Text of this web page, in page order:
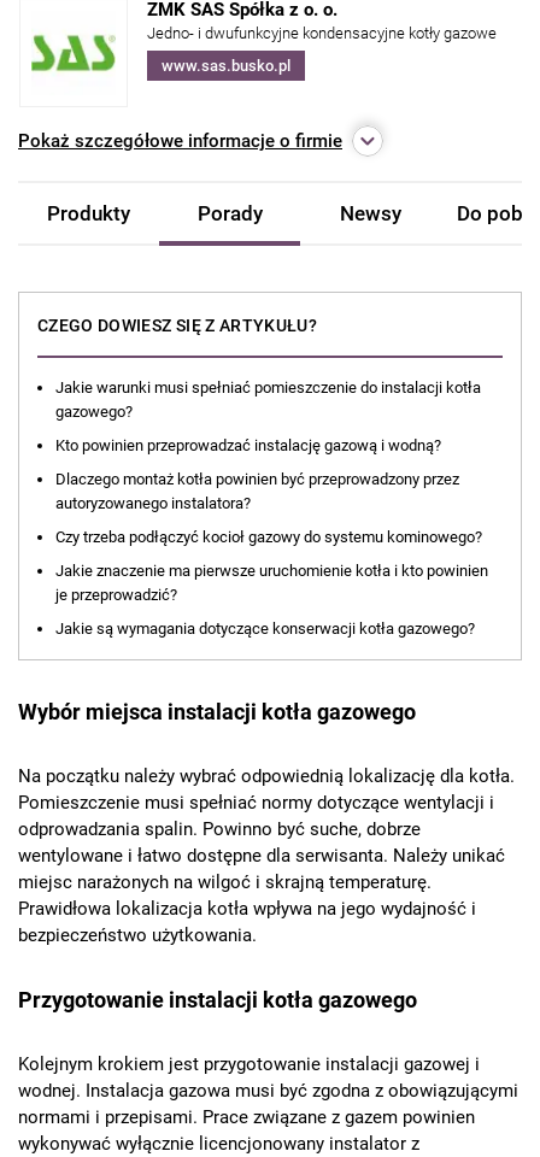
ZMK SAS Spółka z o. o.
Jedno- i dwufunkcyjne kondensacyjne kotły gazowe
www.sas.busko.pl
Pokaż szczegółowe informacje o firmie
Produkty Porady Newsy Do
CZEGO DOWIESZ SIĘ Z ARTYKUŁU?
Jakie warunki musi spełniać pomieszczenie do instalacji kotła
gazowego?
Kto powinien przeprowadzać instalację gazową i wodną?
Dlaczego montaż kotła powinien być przeprowadzony przez
autoryzowanego instalatora?
Czy trzeba podłączyć kocioł gazowy do systemu kominowego?
Jakie znaczenie ma pierwsze uruchomienie kotła i kto powinien
je przeprowadzić?
Jakie są wymagania dotyczące konserwacji kotła gazowego?
Wybór miejsca instalacji kotła gazowego
Na początku należy wybrać odpowiednią lokalizację dla kotła.
Pomieszczenie musi spełniać normy dotyczące wentylacji i
odprowadzania spalin. Powinno być suche, dobrze
wentylowane i łatwo dostępne dla serwisanta. Należy unikać
miejsc narażonych na wilgoć i skrajną temperaturę.
Prawidłowa lokalizacja kotła wpływa na jego wydajność i
bezpieczeństwo użytkowania.
Przygotowanie instalacji kotła gazowego
Kolejnym krokiem jest przygotowanie instalacji gazowej i
wodnej. Instalacja gazowa musi być zgodna z obowiązującymi
normami i przepisami. Prace związane z gazem powinien
wykonywać wyłącznie licencjonowany instalator z